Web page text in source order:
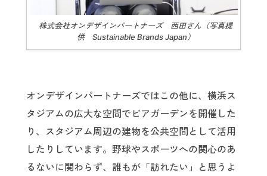
株式会社オンデザインパートナーズ 西田さん（写真提
供 Sustainable Brands Japan）
オンデザインパートナーズではこの他に、横浜ス
タジアムの広大な空間でビアガーデンを開催した
り、スタジアム周辺の建物を公共空間として活用
したりしています。野球やスポーツへの関心のあ
るないに関わらず、誰もが「訪れたい」と思うよ